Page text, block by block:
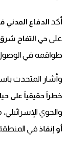
أكد الدفاع
على حي التفاح
طواقمه في
وأشار المتحدث
خطراً حقيقياً على
والجوي
أو إنقاذفي